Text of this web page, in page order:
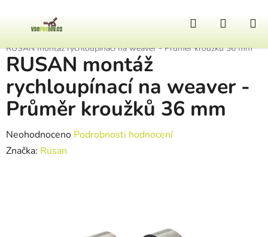
Hledat
Domů
RUSAN montáž rychloupínací na weaver - Průměr kroužků 36 mm
RUSAN montáž
rychloupínací na weaver -
Průměr kroužků 36 mm
Průměrné hodnocení produktu je 0,0 z 5 hvězdiček.
Neohodnoceno Podrobnosti hodnocení
Značka: Rusan